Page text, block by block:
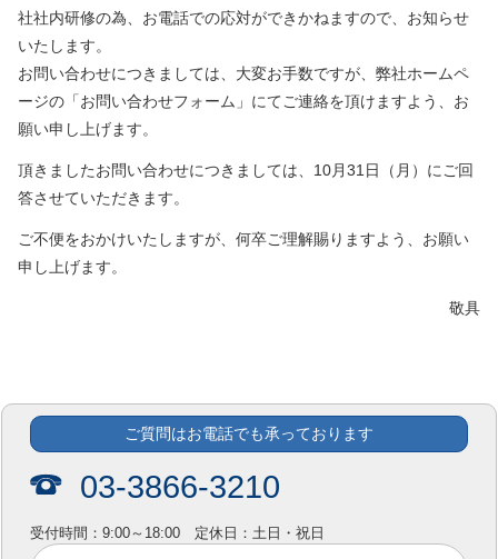
社社内研修の為、お電話での応対ができかねますので、お知らせ
いたします。
お問い合わせにつきましては、大変お手数ですが、弊社ホームペ
ージの「お問い合わせフォーム」にてご連絡を頂けますよう、お
願い申し上げます。
頂きましたお問い合わせにつきましては、10月31日（月）にご回
答させていただきます。
ご不便をおかけいたしますが、何卒ご理解賜りますよう、お願い
申し上げます。
敬具
ご質問はお電話でも承っております
03-3866-3210
受付時間：9:00～18:00 定休日：土日・祝日